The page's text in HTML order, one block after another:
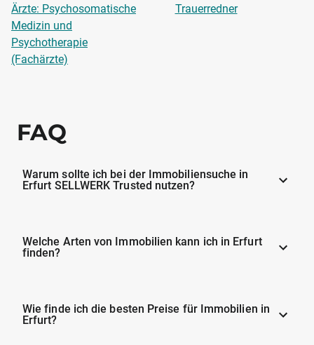
Ärzte: Psychosomatische
Medizin und
Psychotherapie
(Fachärzte)
Trauerredner
FAQ
Warum sollte ich bei der Immobiliensuche in
Erfurt SELLWERK Trusted nutzen?
Welche Arten von Immobilien kann ich in Erfurt
finden?
Wie finde ich die besten Preise für Immobilien in
Erfurt?